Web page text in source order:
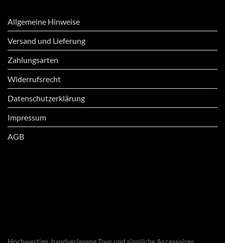
Allgemeine Hinweise
Versand und Lieferung
Zahlungsarten
Widerrufsrecht
Datenschutzerklärung
Impressum
AGB
Hochwertige, handverlesene Toys und sinnliche Accessoires.